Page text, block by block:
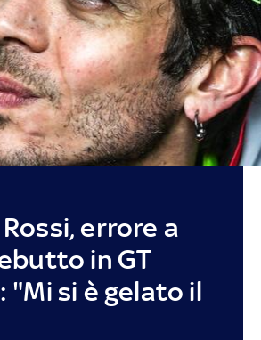
errore a
in GT
"Mi si è gelato il